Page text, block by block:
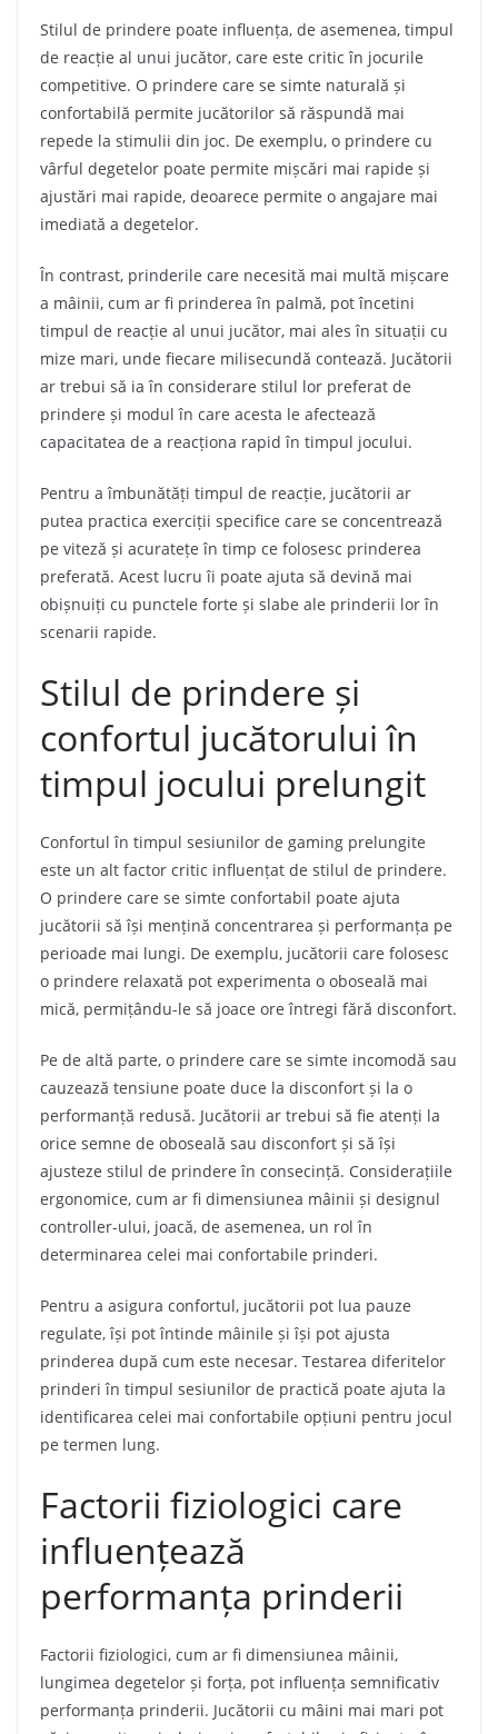
Stilul de prindere poate influența, de asemenea, timpul
de reacție al unui jucător, care este critic în jocurile
competitive. O prindere care se simte naturală și
confortabilă permite jucătorilor să răspundă mai
repede la stimulii din joc. De exemplu, o prindere cu
vârful degetelor poate permite mișcări mai rapide și
ajustări mai rapide, deoarece permite o angajare mai
imediată a degetelor.
În contrast, prinderile care necesită mai multă mișcare
a mâinii, cum ar fi prinderea în palmă, pot încetini
timpul de reacție al unui jucător, mai ales în situații cu
mize mari, unde fiecare milisecundă contează. Jucătorii
ar trebui să ia în considerare stilul lor preferat de
prindere și modul în care acesta le afectează
capacitatea de a reacționa rapid în timpul jocului.
Pentru a îmbunătăți timpul de reacție, jucătorii ar
putea practica exerciții specifice care se concentrează
pe viteză și acuratețe în timp ce folosesc prinderea
preferată. Acest lucru îi poate ajuta să devină mai
obișnuiți cu punctele forte și slabe ale prinderii lor în
scenarii rapide.
Stilul de prindere și
confortul jucătorului în
timpul jocului prelungit
Confortul în timpul sesiunilor de gaming prelungite
este un alt factor critic influențat de stilul de prindere.
O prindere care se simte confortabil poate ajuta
jucătorii să își mențină concentrarea și performanța pe
perioade mai lungi. De exemplu, jucătorii care folosesc
o prindere relaxată pot experimenta o oboseală mai
mică, permițându-le să joace ore întregi fără disconfort.
Pe de altă parte, o prindere care se simte incomodă sau
cauzează tensiune poate duce la disconfort și la o
performanță redusă. Jucătorii ar trebui să fie atenți la
orice semne de oboseală sau disconfort și să își
ajusteze stilul de prindere în consecință. Considerațiile
ergonomice, cum ar fi dimensiunea mâinii și designul
controller-ului, joacă, de asemenea, un rol în
determinarea celei mai confortabile prinderi.
Pentru a asigura confortul, jucătorii pot lua pauze
regulate, își pot întinde mâinile și își pot ajusta
prinderea după cum este necesar. Testarea diferitelor
prinderi în timpul sesiunilor de practică poate ajuta la
identificarea celei mai confortabile opțiuni pentru jocul
pe termen lung.
Factorii fiziologici care
influențează
performanța prinderii
Factorii fiziologici, cum ar fi dimensiunea mâinii,
lungimea degetelor și forța, pot influența semnificativ
performanța prinderii. Jucătorii cu mâini mai mari pot